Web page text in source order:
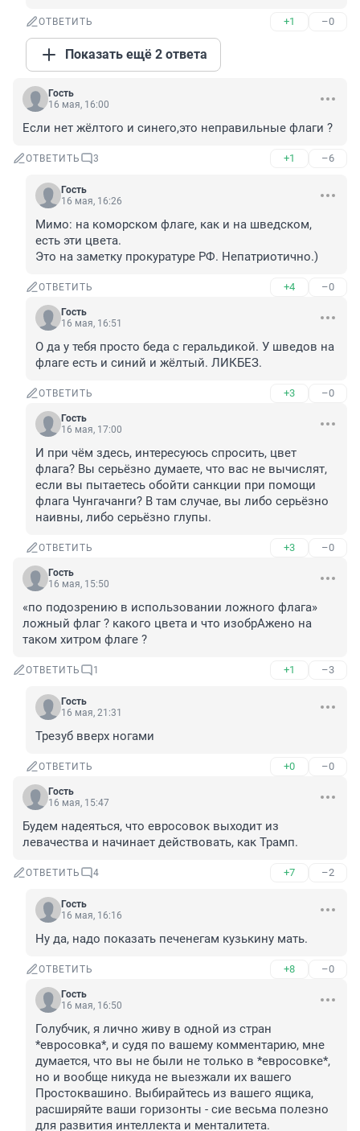
ОТВЕТИТЬ +1 –0
Показать ещё 2 ответа
Гость
16 мая, 16:00
Если нет жёлтого и синего,это неправильные флаги ?
ОТВЕТИТЬ 3 +1 –6
Гость
16 мая, 16:26
Мимо: на коморском флаге, как и на шведском,
есть эти цвета.
Это на заметку прокуратуре РФ. Непатриотично.)
ОТВЕТИТЬ +4 –0
Гость
16 мая, 16:51
О да у тебя просто беда с геральдикой. У шведов на
флаге есть и синий и жёлтый. ЛИКБЕЗ.
ОТВЕТИТЬ +3 –0
Гость
16 мая, 17:00
И при чём здесь, интересуюсь спросить, цвет
флага? Вы серьёзно думаете, что вас не вычислят,
если вы пытаетесь обойти санкции при помощи
флага Чунгачанги? В там случае, вы либо серьёзно
наивны, либо серьёзно глупы.
ОТВЕТИТЬ +3 –0
Гость
16 мая, 15:50
«по подозрению в использовании ложного флага»
ложный флаг ? какого цвета и что изобрАжено на
таком хитром флаге ?
ОТВЕТИТЬ 1 +1 –3
Гость
16 мая, 21:31
Трезуб вверх ногами
ОТВЕТИТЬ +0 –0
Гость
16 мая, 15:47
Будем надеяться, что евросовок выходит из
левачества и начинает действовать, как Трамп.
ОТВЕТИТЬ 4 +7 –2
Гость
16 мая, 16:16
Ну да, надо показать печенегам кузькину мать.
ОТВЕТИТЬ +8 –0
Гость
16 мая, 16:50
Голубчик, я лично живу в одной из стран
*евросовка*, и судя по вашему комментарию, мне
думается, что вы не были не только в *евросовке*,
но и вообще никуда не выезжали их вашего
Простоквашино. Выбирайтесь из вашего ящика,
расширяйте ваши горизонты - сие весьма полезно
для развития интеллекта и менталитета.